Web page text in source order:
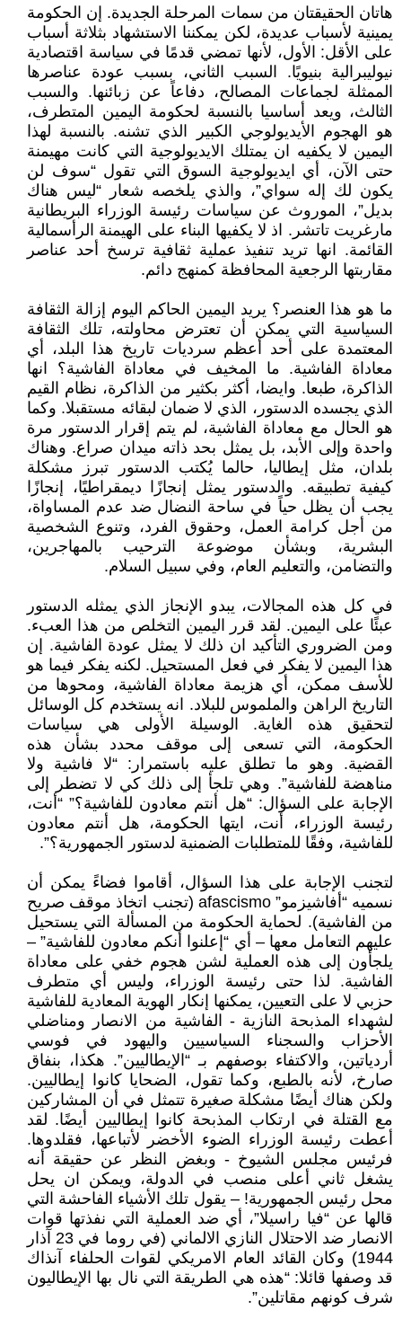
هاتان الحقيقتان من سمات المرحلة الجديدة. إن الحكومة
يمينية لأسباب عديدة، لكن يمكننا الاستشهاد بثلاثة أسباب
على الأقل: الأول، لأنها تمضي قدمًا في سياسة اقتصادية
نيوليبرالية بنيويًا. السبب الثاني، بسبب عودة عناصرها
الممثلة لجماعات المصالح، دفاعاً عن زبائنها. والسبب
الثالث، ويعد أساسيا بالنسبة لحكومة اليمين المتطرف،
هو الهجوم الأيديولوجي الكبير الذي تشنه. بالنسبة لهذا
اليمين لا يكفيه ان يمتلك الايديولوجية التي كانت مهيمنة
حتى الآن، أي ايديولوجية السوق التي تقول “سوف لن
يكون لك إله سواي”، والذي يلخصه شعار “ليس هناك
بديل”، الموروث عن سياسات رئيسة الوزراء البريطانية
مارغريت تاتشر. اذ لا يكفيها البناء على الهيمنة الرأسمالية
القائمة. انها تريد تنفيذ عملية ثقافية ترسخ أحد عناصر
مقاربتها الرجعية المحافظة كمنهج دائم.
ما هو هذا العنصر؟ يريد اليمين الحاكم اليوم إزالة الثقافة
السياسية التي يمكن أن تعترض محاولته، تلك الثقافة
المعتمدة على أحد أعظم سرديات تاريخ هذا البلد، أي
معاداة الفاشية. ما المخيف في معاداة الفاشية؟ انها
الذاكرة، طبعا. وايضا، أكثر بكثير من الذاكرة، نظام القيم
الذي يجسده الدستور، الذي لا ضمان لبقائه مستقبلا. وكما
هو الحال مع معاداة الفاشية، لم يتم إقرار الدستور مرة
واحدة وإلى الأبد، بل يمثل بحد ذاته ميدان صراع. وهناك
بلدان، مثل إيطاليا، حالما يُكتب الدستور تبرز مشكلة
كيفية تطبيقه. والدستور يمثل إنجازًا ديمقراطيًا، إنجازًا
يجب أن يظل حياً في ساحة النضال ضد عدم المساواة،
من أجل كرامة العمل، وحقوق الفرد، وتنوع الشخصية
البشرية، وبشأن موضوعة الترحيب بالمهاجرين،
والتضامن، والتعليم العام، وفي سبيل السلام.
في كل هذه المجالات، يبدو الإنجاز الذي يمثله الدستور
عبئًا على اليمين. لقد قرر اليمين التخلص من هذا العبء.
ومن الضروري التأكيد ان ذلك لا يمثل عودة الفاشية. إن
هذا اليمين لا يفكر في فعل المستحيل. لكنه يفكر فيما هو
للأسف ممكن، أي هزيمة معاداة الفاشية، ومحوها من
التاريخ الراهن والملموس للبلاد. انه يستخدم كل الوسائل
لتحقيق هذه الغاية. الوسيلة الأولى هي سياسات
الحكومة، التي تسعى إلى موقف محدد بشأن هذه
القضية. وهو ما تطلق عليه باستمرار: “لا فاشية ولا
مناهضة للفاشية”. وهي تلجأ إلى ذلك كي لا تضطر إلى
الإجابة على السؤال: “هل أنتم معادون للفاشية؟” “أنت،
رئيسة الوزراء، أنت، ايتها الحكومة، هل أنتم معادون
للفاشية، وفقًا للمتطلبات الضمنية لدستور الجمهورية؟”.
لتجنب الإجابة على هذا السؤال، أقاموا فضاءً يمكن أن
نسميه “أفاشيزمو” afascismo (تجنب اتخاذ موقف صريح
من الفاشية). لحماية الحكومة من المسألة التي يستحيل
عليهم التعامل معها – أي “إعلنوا أنكم معادون للفاشية” –
يلجأون إلى هذه العملية لشن هجوم خفي على معاداة
الفاشية. لذا حتى رئيسة الوزراء، وليس أي متطرف
حزبي لا على التعيين، يمكنها إنكار الهوية المعادية للفاشية
لشهداء المذبحة النازية - الفاشية من الانصار ومناضلي
الأحزاب والسجناء السياسيين واليهود في فوسي
أردياتين، والاكتفاء بوصفهم بـ “الإيطاليين”. هكذا، بنفاق
صارخ، لأنه بالطبع، وكما تقول، الضحايا كانوا إيطاليين.
ولكن هناك أيضًا مشكلة صغيرة تتمثل في أن المشاركين
مع القتلة في ارتكاب المذبحة كانوا إيطاليين أيضًا. لقد
أعطت رئيسة الوزراء الضوء الأخضر لأتباعها، فقلدوها.
فرئيس مجلس الشيوخ - وبغض النظر عن حقيقة أنه
يشغل ثاني أعلى منصب في الدولة، ويمكن ان يحل
محل رئيس الجمهورية! – يقول تلك الأشياء الفاحشة التي
قالها عن “فيا راسيلا”، أي ضد العملية التي نفذتها قوات
الانصار ضد الاحتلال النازي الالماني (في روما في 23 آذار
1944) وكان القائد العام الامريكي لقوات الحلفاء آنذاك
قد وصفها قائلا: “هذه هي الطريقة التي نال بها الإيطاليون
شرف كونهم مقاتلين”.